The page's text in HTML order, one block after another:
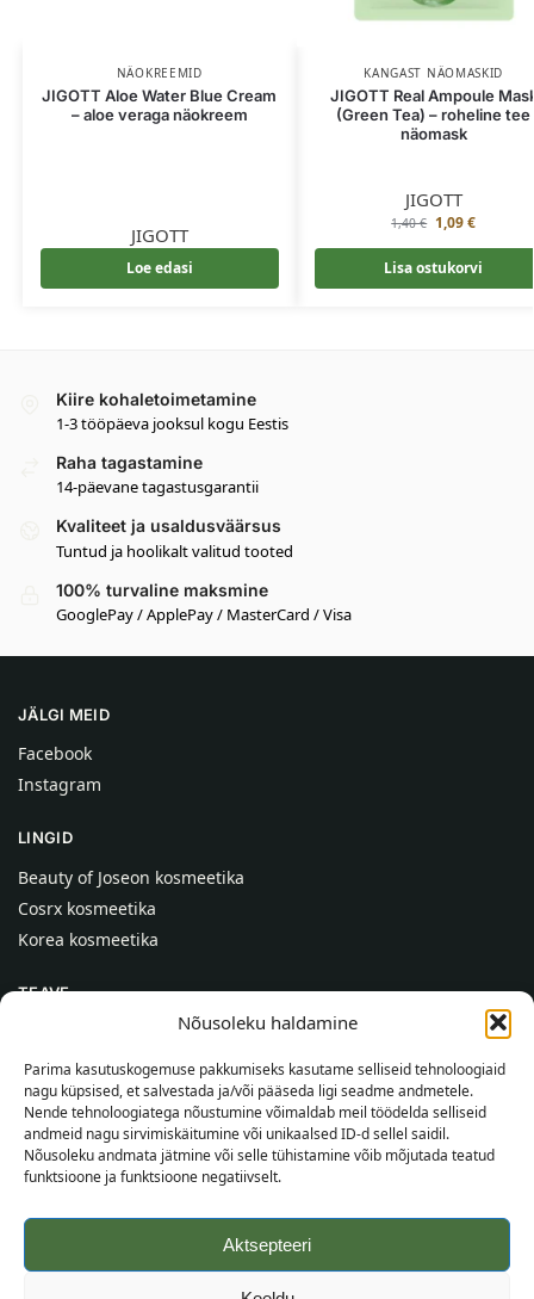
Nõusoleku haldamine
Parima kasutuskogemuse pakkumiseks kasutame selliseid tehnoloogiaid
nagu küpsised, et salvestada ja/või pääseda ligi seadme andmetele.
Nende tehnoloogiatega nõustumine võimaldab meil töödelda selliseid
andmeid nagu sirvimiskäitumine või unikaalsed ID-d sellel saidil.
Nõusoleku andmata jätmine või selle tühistamine võib mõjutada teatud
funktsioone ja funktsioone negatiivselt.
Aktsepteeri
NÄOKREEMID
JIGOTT Aloe Water Blue Cream
– aloe veraga näokreem
JIGOTT
Loe edasi
KANGAST NÄOMASKID
JIGOTT Real Ampoule
(Green Tea) – roheline tee
näomask
JIGOTT
1,40€ 1,09€
Lisa ostukorvi
Kiire kohaletoimetamine
1-3 tööpäeva jooksul kogu Eestis
Raha tagastamine
14-päevane tagastusgarantii
Kvaliteet ja usaldusväärsus
Tuntud ja hoolikalt valitud tooted
100% turvaline maksmine
GooglePay / ApplePay / MasterCard / Visa
JÄLGI MEID
Facebook
Instagram
LINGID
Beauty of Joseon kosmeetika
Cosrx kosmeetika
Korea kosmeetika
TEAVE
Kontaktid
Abi
TEAVE OSTJALE
Tarnetingimused
Tingimused
Veebikaart